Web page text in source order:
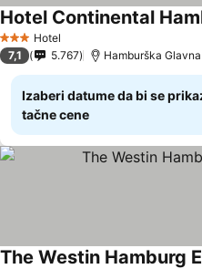
3 Zvezdice
Hotel
Hotel Continental
7,1 5.767 Hamburška
Izaberi datume da bi se
tačne cene
The Westin Hamburg